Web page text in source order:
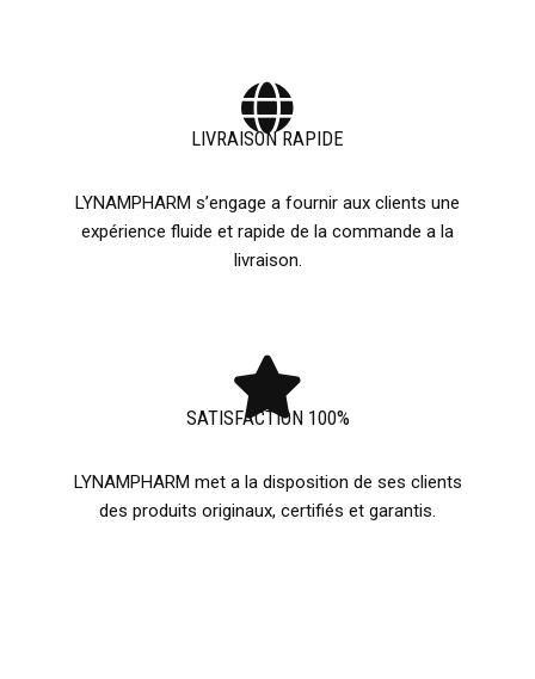
LIVRAISON RAPIDE
LYNAMPHARM s’engage a fournir aux clients une
expérience fluide et rapide de la commande a la
livraison.
SATISFACTION 100%
LYNAMPHARM met a la disposition de ses clients
des produits originaux, certifiés et garantis.